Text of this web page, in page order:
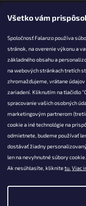
Všetko vám
Spoločnosť Falanzo používa
stránok, na overenie výkonu a
základného obsahu a
na webových stránkach tretích
zhromažďujeme, vrátane
zariadení. Kliknutím na tlačidlo
spracovanie vašich osobných
marketingovým partnerom
cookie a iné technológie na
odmietnete, budeme používať
dostávať žiadny
len na nevyhnutné súbory
Ak nesúhlasíte, kliknitetu. Viac
Facebook
KONTAKT
info@falanzo.sk
Falanzo.sk
FalanzoSK